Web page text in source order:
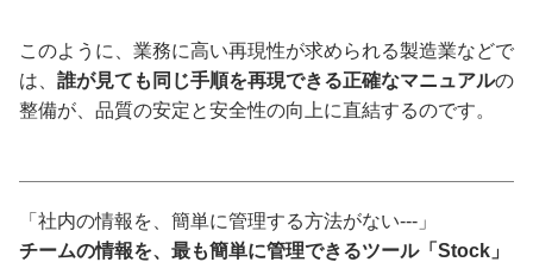
このように、業務に高い再現性が求められる製造業などで
は、 誰が見ても同じ手順を再現できる正確なマニュアルの
整備が、品質の安定と安全性の向上に直結するのです。
「社内の情報を、簡単に管理する方法がない---」
チームの情報を、最も簡単に管理できるツール「Stock」